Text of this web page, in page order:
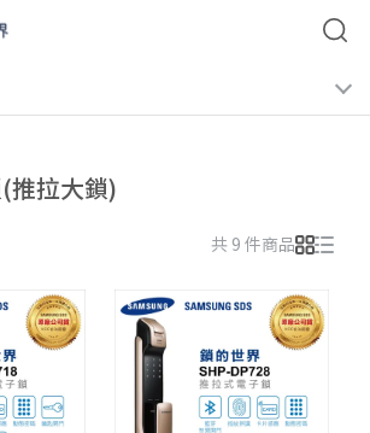
推拉大鎖)
共 9 件商品